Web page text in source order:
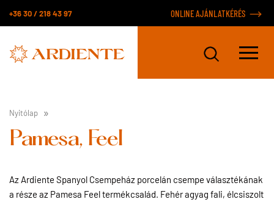
+36 30 / 218 43 97 ONLINE AJÁNLATKÉRÉS
Nyitólap
Pamesa, Feel
Az Ardiente Spanyol Csempeház porcelán csempe választékának
a része az Pamesa Feel termékcsalád. Fehér agyag fali, élcsiszolt